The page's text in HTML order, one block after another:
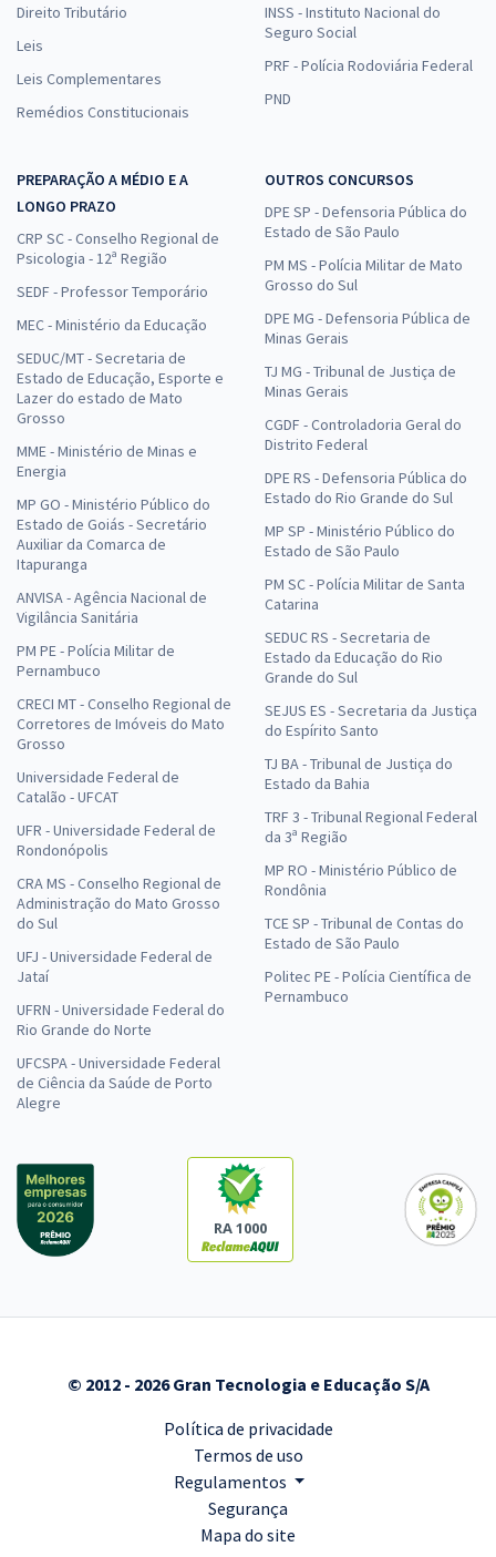
Direito Tributário
Leis
Leis Complementares
Remédios Constitucionais
INSS - Instituto Nacional do
Seguro Social
PRF - Polícia Rodoviária Federal
PND
PREPARAÇÃO A MÉDIO E A
LONGO PRAZO
CRP SC - Conselho Regional de
Psicologia - 12ª Região
SEDF - Professor Temporário
MEC - Ministério da Educação
SEDUC/MT - Secretaria de
Estado de Educação, Esporte e
Lazer do estado de Mato
Grosso
MME - Ministério de Minas e
Energia
MP GO - Ministério Público do
Estado de Goiás - Secretário
Auxiliar da Comarca de
Itapuranga
ANVISA - Agência Nacional de
Vigilância Sanitária
PM PE - Polícia Militar de
Pernambuco
CRECI MT - Conselho Regional de
Corretores de Imóveis do Mato
Grosso
Universidade Federal de
Catalão - UFCAT
UFR - Universidade Federal de
Rondonópolis
CRA MS - Conselho Regional de
Administração do Mato Grosso
do Sul
UFJ - Universidade Federal de
Jataí
UFRN - Universidade Federal do
Rio Grande do Norte
UFCSPA - Universidade Federal
de Ciência da Saúde de Porto
Alegre
OUTROS CONCURSOS
DPE SP - Defensoria Pública do
Estado de São Paulo
PM MS - Polícia Militar de Mato
Grosso do Sul
DPE MG - Defensoria Pública de
Minas Gerais
TJ MG - Tribunal de Justiça de
Minas Gerais
CGDF - Controladoria Geral do
Distrito Federal
DPE RS - Defensoria Pública do
Estado do Rio Grande do Sul
MP SP - Ministério Público do
Estado de São Paulo
PM SC - Polícia Militar de Santa
Catarina
SEDUC RS - Secretaria de
Estado da Educação do Rio
Grande do Sul
SEJUS ES - Secretaria da Justiça
do Espírito Santo
TJ BA - Tribunal de Justiça do
Estado da Bahia
TRF 3 - Tribunal Regional Federal
da 3ª Região
MP RO - Ministério Público de
Rondônia
TCE SP - Tribunal de Contas do
Estado de São Paulo
Politec PE - Polícia Científica de
Pernambuco
RA 1000
© 2012 - 2026 Gran Tecnologia e Educação S/A
Política de privacidade
Termos de uso
Regulamentos
Segurança
Mapa do site